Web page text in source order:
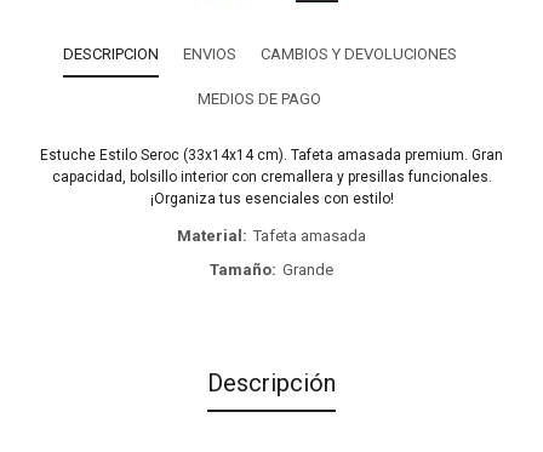
DESCRIPCION ENVIOS CAMBIOS Y DEVOLUCIONES
MEDIOS DE PAGO
Estuche Estilo Seroc (33x14x14 cm). Tafeta amasada premium. Gran
capacidad, bolsillo interior con cremallera y presillas funcionales.
¡Organiza tus esenciales con estilo!
Material
Tafeta amasada
Tamaño Grande
Descripción